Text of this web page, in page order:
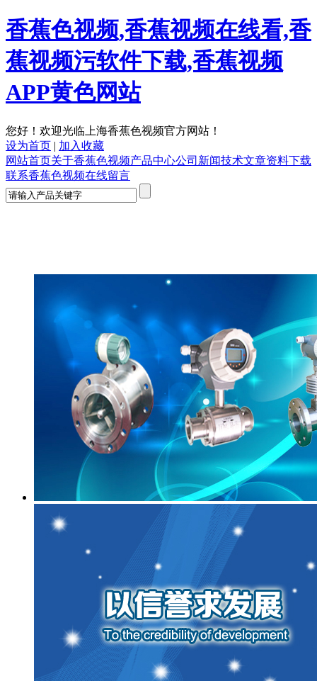
香蕉色视频,香蕉视频在线看,香
蕉视频污软件下载,香蕉视频
APP黄色网站
您好！欢迎光临上海香蕉色视频官方网站！
设为首页 | 加入收藏
网站首页关于香蕉色视频产品中心公司新闻技术文章资料下载
联系香蕉色视频在线留言